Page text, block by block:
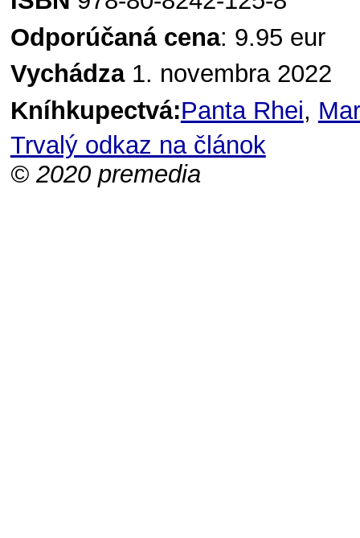
Odporúčaná cena: 9.95 eur
Vychádza 1. novembra 2022
Kníhkupectvá:Panta Rhei,
Trvalý odkaz na článok
© 2020 premedia